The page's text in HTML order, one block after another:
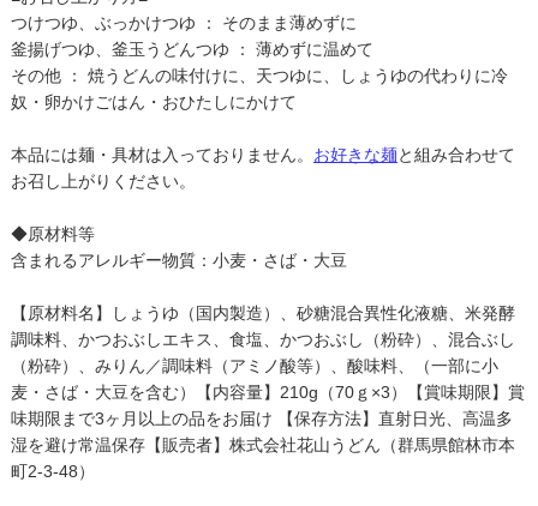
つけつゆ、ぶっかけつゆ ： そのまま薄めずに
釜揚げつゆ、釜玉うどんつゆ ： 薄めずに温めて
その他 ： 焼うどんの味付けに、天つゆに、しょうゆの代わりに冷
奴・卵かけごはん・おひたしにかけて
本品には麺・具材は入っておりません。 お好きな麺と組み合わせて
お召し上がりください。
◆原材料等
含まれるアレルギー物質：小麦・さば・大豆
【原材料名】しょうゆ（国内製造）、砂糖混合異性化液糖、米発酵
調味料、かつおぶしエキス、食塩、かつおぶし（粉砕）、混合ぶし
（粉砕）、みりん／調味料（アミノ酸等）、酸味料、（一部に小
麦・さば・大豆を含む）【内容量】210g（70ｇ×3）【賞味期限】賞
味期限まで3ヶ月以上の品をお届け 【保存方法】直射日光、高温多
湿を避け常温保存【販売者】株式会社花山うどん（群馬県館林市本
町2-3-48）